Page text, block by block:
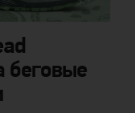
беговые